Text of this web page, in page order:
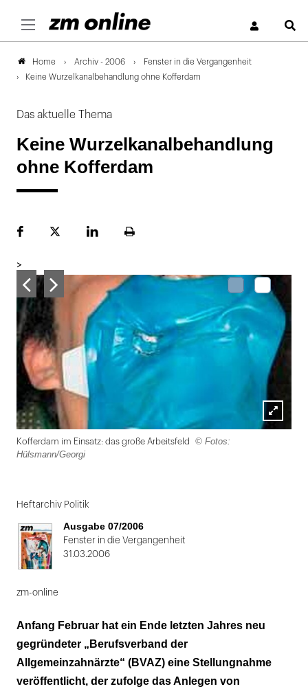
Home Archiv - 2006
Fenster in die Vergangenheit
Keine Wurzelkanalbehandlung ohne Kofferdam
Das aktuelle Thema
Keine Wurzelkanalbehandlung
ohne Kofferdam
FacebookPlattformLinekdInSeite
>
Lightbox
Kofferdam im Einsatz: das große Arbeitsfeld
© Fotos:
Hülsmann/Georgi
1
von
2
Heftarchiv Politik
Ausgabe 07/2006
Fenster in die Vergangenheit
31.03.2006
zm-online
Anfang Februar hat ein Ende letzten Jahres neu
gegründeter „Berufsverband der
Allgemeinzahnärzte“ (BVAZ) eine Stellungnahme
veröffentlicht, der zufolge das Anlegen von